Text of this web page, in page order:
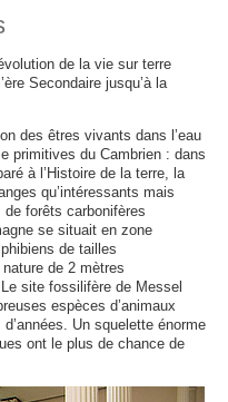
de la vie sur terre
Secondaire jusqu’à la
des êtres vivants dans l’eau
primitives du Cambrien : dans
à l’Histoire de la terre, la
qu’intéressants mais
forêts carbonifères
se situait en zone
de tailles
de 2 mètres
site fossilifère de Messel
espèces d’animaux
Un squelette énorme
ont le plus de chance de